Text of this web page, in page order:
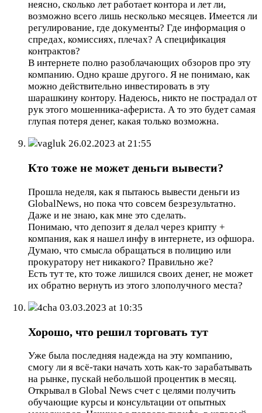
неясно, сколько лет работает контора и лет ли,
возможно всего лишь несколько месяцев. Имеется ли
регулирование, где документы? Где информация о
спредах, комиссиях, плечах? А спецификация
контрактов?
В интернете полно разоблачающих обзоров про эту
компанию. Одно краше другого. Я не понимаю, как
можно действительно инвестировать в эту
шарашкину контору. Надеюсь, никто не пострадал от
рук этого мошенника-афериста. А то это будет самая
глупая потеря денег, какая только возможна.
vagluk 26.02.2023 at 21:55
Кто тоже не может деньги вывести?
Прошла неделя, как я пытаюсь вывести деньги из
GlobalNews, но пока что совсем безрезультатно.
Даже и не знаю, как мне это сделать.
Понимаю, что депозит я делал через крипту +
компания, как я нашел инфу в интернете, из офшора.
Думаю, что смысла обращаться в полицию или
прокуратору нет никакого? Правильно же?
Есть тут те, кто тоже лишился своих денег, не может
их обратно вернуть из этого злополучного места?
4cha 03.03.2023 at 10:35
Хорошо, что решил торговать тут
Уже была последняя надежда на эту компанию,
смогу ли я всё-таки начать хоть как-то зарабатывать
на рынке, пускай небольшой процентик в месяц.
Открывал в Global News счет с целями получить
обучающие курсы и консультации от опытных